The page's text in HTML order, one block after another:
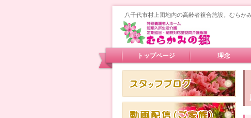
八千代市村上団地内の高齢者複合施設。むらか
トップページ 理念